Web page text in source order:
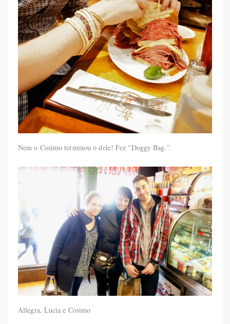
Nem o Cosimo terminou o dele! Fez “Doggy Bag.”
Allegra, Lucia e Cosimo